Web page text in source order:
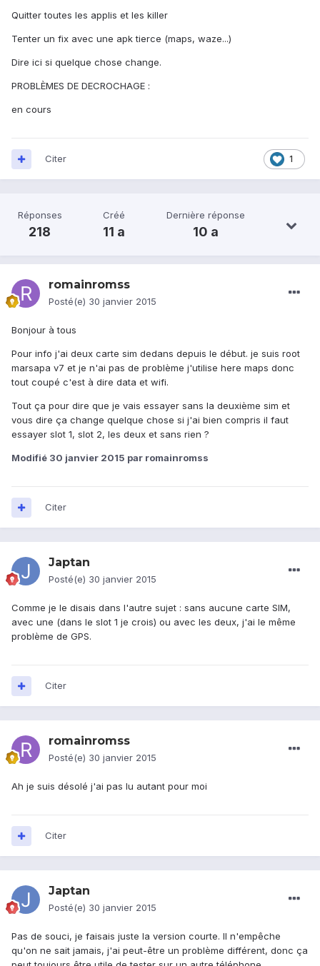
Quitter toutes les applis et les killer
Tenter un fix avec une apk tierce (maps, waze...)
Dire ici si quelque chose change.
PROBLÈMES DE DECROCHAGE :
en cours
1
Citer
Réponses
218
Créé
11 a
Dernière réponse
10 a
romainromss
Posté(e) 30 janvier 2015
Bonjour à tous
Pour info j'ai deux carte sim dedans depuis le début. je suis root
marsapa v7 et je n'ai pas de problème j'utilise here maps donc
tout coupé c'est à dire data et wifi.
Tout ça pour dire que je vais essayer sans la deuxième sim et
vous dire ça change quelque chose si j'ai bien compris il faut
essayer slot 1, slot 2, les deux et sans rien ?
Modifié 30 janvier 2015 par romainromss
Citer
Japtan
Posté(e) 30 janvier 2015
Comme je le disais dans l'autre sujet : sans aucune carte SIM,
avec une (dans le slot 1 je crois) ou avec les deux, j'ai le même
problème de GPS.
Citer
romainromss
Posté(e) 30 janvier 2015
Ah je suis désolé j'ai pas lu autant pour moi
Citer
Japtan
Posté(e) 30 janvier 2015
Pas de souci, je faisais juste la version courte. Il n'empêche
qu'on ne sait jamais, j'ai peut-être un problème différent, donc ça